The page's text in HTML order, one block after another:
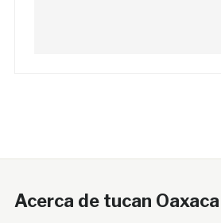
Acerca de tucan Oaxaca